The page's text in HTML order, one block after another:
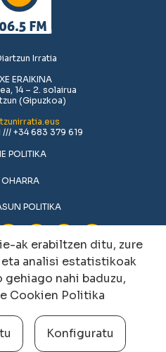
Irratia
ERAIKINA
14 – 2. solairua
(Gipuzkoa)
/// +34 683 379 619
POLITIKA
OHARRA
POLITIKA
ak erabiltzen ditu, zure
analisi estatistikoak
nahi baduzu,
Cookien Politika
Konfiguratu